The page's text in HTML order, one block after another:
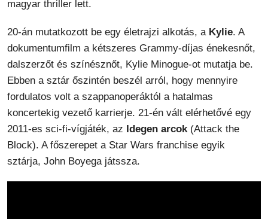
magyar thriller lett.
20-án mutatkozott be egy életrajzi alkotás, a Kylie. A
dokumentumfilm a kétszeres Grammy-díjas énekesnőt,
dalszerzőt és színésznőt, Kylie Minogue-ot mutatja be.
Ebben a sztár őszintén beszél arról, hogy mennyire
fordulatos volt a szappanoperáktól a hatalmas
koncertekig vezető karrierje. 21-én vált elérhetővé egy
2011-es sci-fi-vígjáték, az Idegen arcok(Attack the
Block). A főszerepet a Star Wars franchise egyik
sztárja, John Boyega játssza.